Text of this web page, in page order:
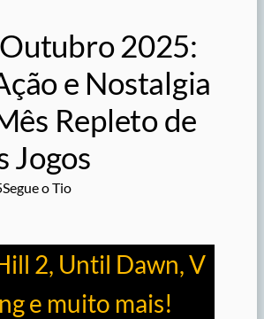
Outubro 2025:
e Nostalgia
Repleto de
Jogos
Segue o Tio
2, Until Dawn, V
e muito mais!